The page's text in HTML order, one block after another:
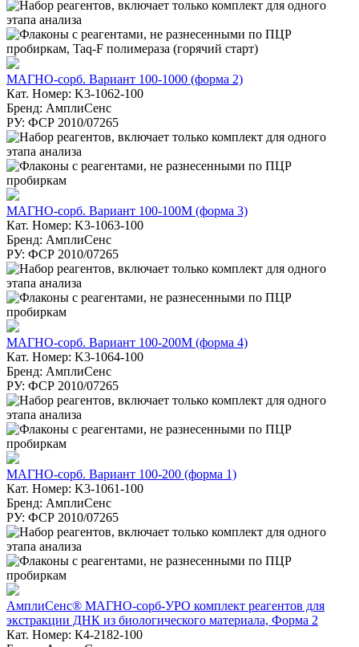
МАГНО-сорб. Вариант 100-1000 (форма 2)
Кат. Номер: K3-1062-100
Бренд: АмплиСенс
РУ: ФСР 2010/07265
МАГНО-сорб. Вариант 100-100М (форма 3)
Кат. Номер: K3-1063-100
Бренд: АмплиСенс
РУ: ФСР 2010/07265
МАГНО-сорб. Вариант 100-200М (форма 4)
Кат. Номер: K3-1064-100
Бренд: АмплиСенс
РУ: ФСР 2010/07265
МАГНО-сорб. Вариант 100-200 (форма 1)
Кат. Номер: K3-1061-100
Бренд: АмплиСенс
РУ: ФСР 2010/07265
АмплиСенс® МАГНО-сорб-УРО комплект реагентов для
экстракции ДНК из биологического материала, Форма 2
Кат. Номер: К4-2182-100